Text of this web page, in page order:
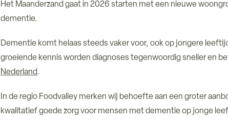
Het Maanderzand gaat in 2026 starten met een nieuwe
dementie.
Dementie komt helaas steeds vaker voor, ook op jongere
groeiende kennis worden diagnoses tegenwoordig sneller en
Nederland.
In de regio Foodvalley merken wij behoefte aan een groter
kwalitatief goede zorg voor mensen met dementie op jonge